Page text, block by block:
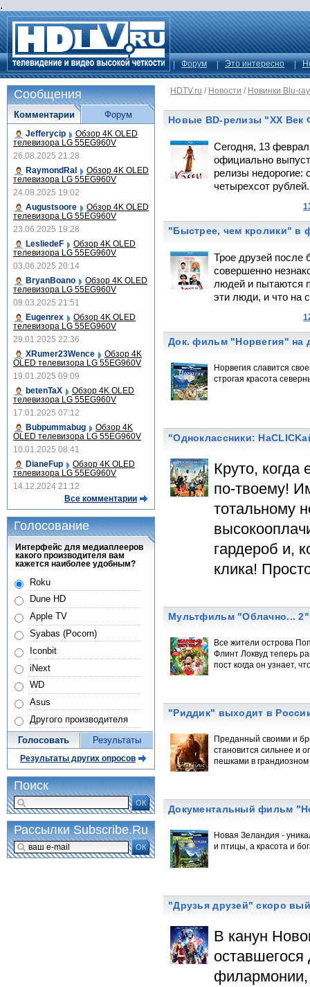
.
Форум Это интересно
HDTV.ru / Новости / Новинки Blu-ray
Новые BD-релизы "XX Век
Сегодня, 13
официально
релизы недорогие:
четырехсот
"Быстрее, чем кролики" в
Трое друзей после
совершенно
людей и пытаются
эти люди, и что на
Док. фильм "Норвегия" на
Норвегия славится
строгая красота
"Одноклассники:
Круто, когда
по-твоему!
тотальному
гардероб и,
клика!
Мультфильм "Облачно... 2"
Все жители острова
Флинт Локвуд теперь
пост когда он узнает,
"Риддик" выходит в
Преданный своими и
становится сильнее и
пешками в
Документальный фильм
Новая Зеландия -
и птицы, а красота и
"Друзья друзей" скоро
В канун
филармонии,
Сообщения
Комментарии
Jefferycip Обзор 4K OLED
телевизора LG 55EG960V
26.08.2025 21:28
RaymondRal
Обзор 4K OLED
телевизора LG 55EG960V
24.08.2025 19:02
Augustsoore
Обзор 4K OLED
телевизора LG 55EG960V
23.06.2025 19:28
LesliedeF
Обзор 4K OLED
телевизора LG 55EG960V
03.06.2025 20:14
BryanBoano
Обзор 4K OLED
телевизора LG 55EG960V
09.03.2025 21:51
Eugenrex
Обзор 4K OLED
телевизора LG 55EG960V
29.01.2025 22:36
XRumer23Wence
Обзор 4K
OLED телевизора LG 55EG960V
19.01.2025 09:09
betenTaX
Обзор 4K OLED
телевизора LG 55EG960V
17.01.2025 07:12
Bubpummabug
Обзор 4K
OLED телевизора LG 55EG960V
10.01.2025 08:41
DianeFup
Обзор 4K OLED
телевизора LG 55EG960V
14.12.2024 21:12
Все комментарии
Форум
Голосование
Интерфейс для медиаплееров
какого производителя вам
кажется наиболее удобным?
Roku
Dune HD
Apple TV
Syabas (Pocorn)
Iconbit
iNext
WD
Asus
Другого производителя
Голосовать Результаты
Результаты других опросов
Поиск
ОК
Рассылки Subscribe.Ru
ОК